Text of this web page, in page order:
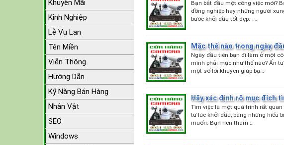
Bạn bắt đầu một công việc mới?
đồng nghiệp hay những người
bước khởi đầu tốt đẹp. …
Mặc thế nào trong ngày
Ngày đầu tiên bạn đi làm ở một
mình phải mặc như thế nào? Ấn
một số lời khuyên giúp bạ…
Hãy xác định rõ mục đích
Tìm việc là một quá trình rất
từ lúc khởi đầu, bằng những hiểu
muốn. Bạn nên tham …
Khuyến Mãi
Kinh Nghiệp
Lễ Vu Lan
Tên Miền
Viễn Thông
Hướng Dẫn
Kỹ Năng Bán Hàng
Nhân Vật
SEO
Windows